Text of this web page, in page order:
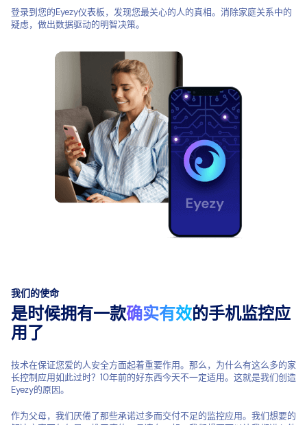
登录到您的Eyezy仪表板，发现您最关心的人的真相。消除家庭关系中的
疑虑，做出数据驱动的明智决策。
我们的使命
是时候拥有一款确实有效的手机监控应
用了
技术在保证您爱的人安全方面起着重要作用。那么，为什么有这么多的家
长控制应用如此过时？10年前的好东西今天不一定适用。这就是我们创造
Eyezy的原因。
作为父母，我们厌倦了那些承诺过多而交付不足的监控应用。我们想要的